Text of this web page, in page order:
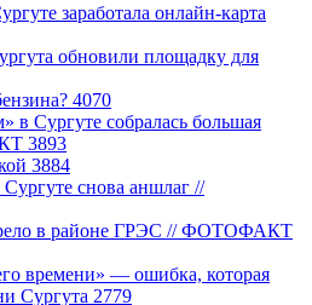
заработала онлайн-карта
обновили площадку для
4070
в Сургуте собралась большая
3893
3884
снова аншлаг //
в районе ГРЭС // ФОТОФАКТ
времени» — ошибка, которая
Сургута 2779